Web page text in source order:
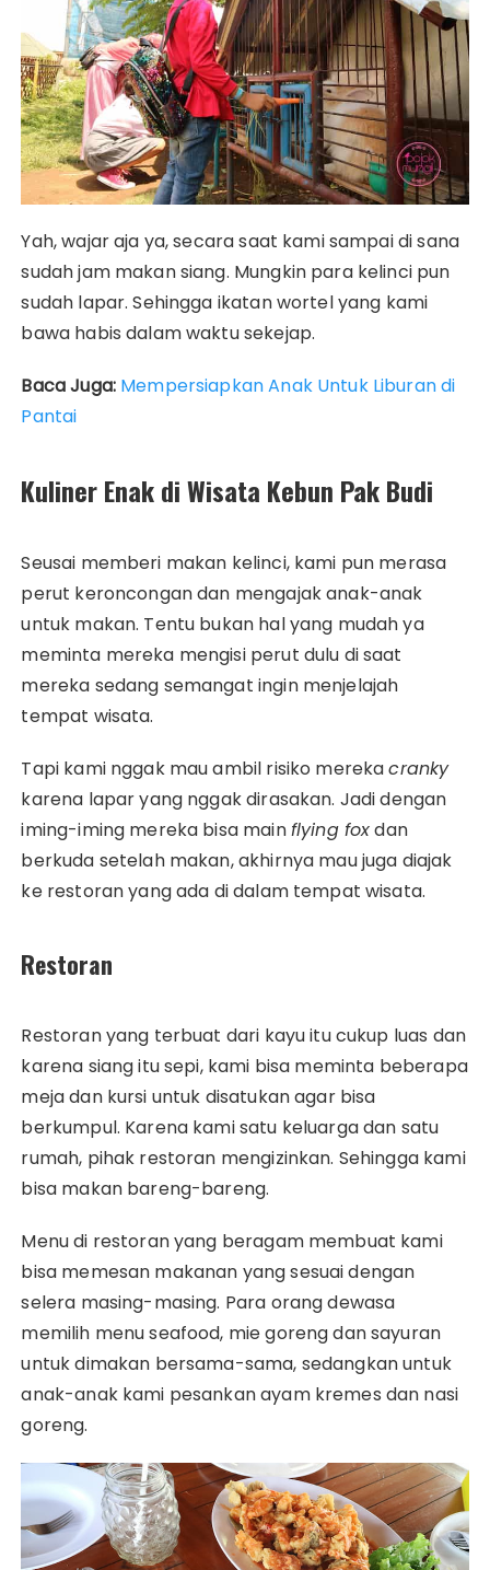
Yah, wajar aja ya, secara saat kami sampai di sana
sudah jam makan siang. Mungkin para kelinci pun
sudah lapar. Sehingga ikatan wortel yang kami
bawa habis dalam waktu sekejap.
Baca Juga: Mempersiapkan Anak Untuk Liburan di
Pantai
Kuliner Enak di Wisata Kebun Pak Budi
Seusai memberi makan kelinci, kami pun merasa
perut keroncongan dan mengajak anak-anak
untuk makan. Tentu bukan hal yang mudah ya
meminta mereka mengisi perut dulu di saat
mereka sedang semangat ingin menjelajah
tempat wisata.
Tapi kami nggak mau ambil risiko merekacranky
karena lapar yang nggak dirasakan. Jadi dengan
iming-iming mereka bisa mainflying foxdan
berkuda setelah makan, akhirnya mau juga diajak
ke restoran yang ada di dalam tempat wisata.
Restoran
Restoran yang terbuat dari kayu itu cukup luas dan
karena siang itu sepi, kami bisa meminta beberapa
meja dan kursi untuk disatukan agar bisa
berkumpul. Karena kami satu keluarga dan satu
rumah, pihak restoran mengizinkan. Sehingga kami
bisa makan bareng-bareng.
Menu di restoran yang beragam membuat kami
bisa memesan makanan yang sesuai dengan
selera masing-masing. Para orang dewasa
memilih menu seafood, mie goreng dan sayuran
untuk dimakan bersama-sama, sedangkan untuk
anak-anak kami pesankan ayam kremes dan nasi
goreng.